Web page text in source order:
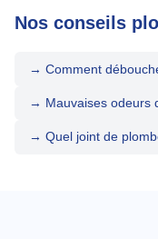
Nos conseils
→ Comment
→ Mauvaises odeurs
→ Quel joint de